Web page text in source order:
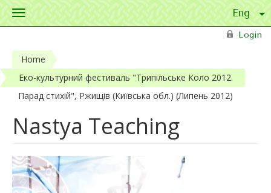
Toggle
Login
Home
Еко-культурний фестиваль "Трипільське Коло 2012.
Парад стихій", Ржищів (Київська обл.) (Липень 2012)
Nastya Teaching